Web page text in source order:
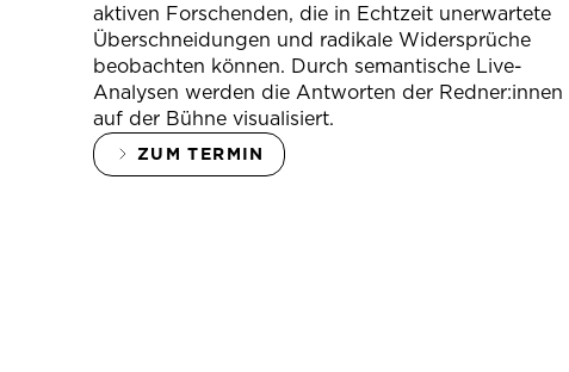
aktiven Forschenden, die in Echtzeit unerwartete
Überschneidungen und radikale Widersprüche
beobachten können. Durch semantische Live-
Analysen werden die Antworten der Redner:innen
auf der Bühne visualisiert.
ZUM TERMIN